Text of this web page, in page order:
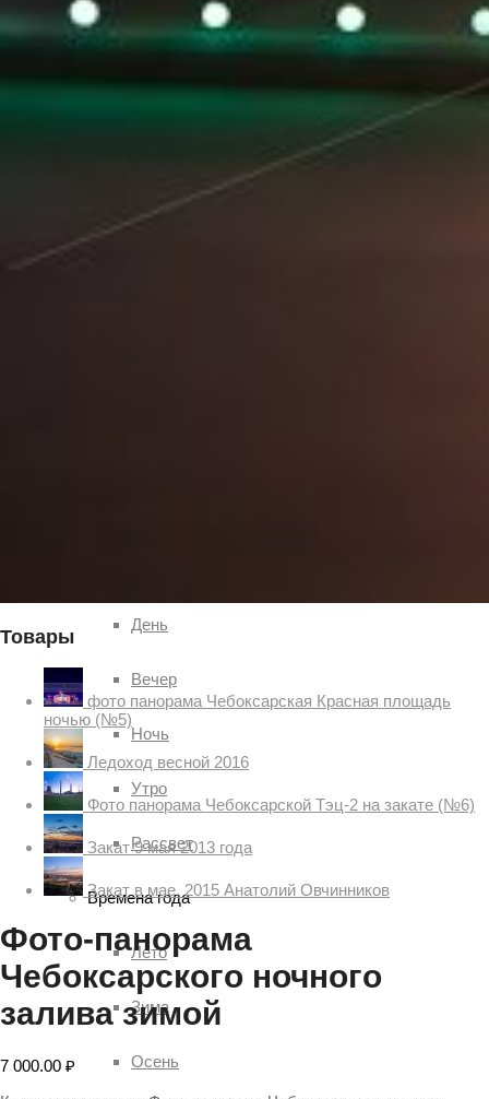
Пасмурно
День
Вечер
Ночь
Утро
Рассвет
Времена года
Лето
Зима
Осень
Товары
фото панорама Чебоксарская Красная площадь
ночью (№5)
Ледоход весной 2016
Фото панорама Чебоксарской Тэц-2 на закате (№6)
Закат 9 мая 2013 года
Закат в мае. 2015 Анатолий Овчинников
Фото-панорама
Чебоксарского ночного
залива зимой
7 000.00 ₽